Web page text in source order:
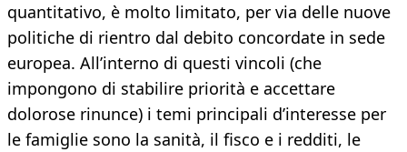
quantitativo, è molto limitato, per via delle nuove
politiche di rientro dal debito concordate in sede
europea. All’interno di questi vincoli (che
impongono di stabilire priorità e accettare
dolorose rinunce) i temi principali d’interesse per
le famiglie sono la sanità, il fisco e i redditi, le